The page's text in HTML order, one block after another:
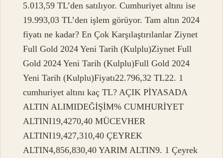
5.013,59 TL’den satılıyor. Cumhuriyet altını ise
19.993,03 TL’den işlem görüyor. Tam altın 2024
fiyatı ne kadar? En Çok Karşılaştırılanlar Ziynet
Full Gold 2024 Yeni Tarih (Kulplu)Ziynet Full
Gold 2024 Yeni Tarih (Kulplu)Full Gold 2024
Yeni Tarih (Kulplu)Fiyatı22.796,32 TL22. 1
cumhuriyet altını kaç TL? AÇIK PİYASADA
ALTIN ​​ALIMIDEĞİŞİM% CUMHURİYET
ALTINI19,4270,40 MÜCEVHER
ALTINI19,427,310,40 ÇEYREK
ALTIN4,856,830,40 YARIM ALTIN9. 1 Çeyrek